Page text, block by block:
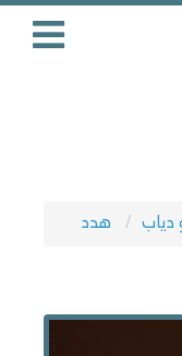
دياب هدد